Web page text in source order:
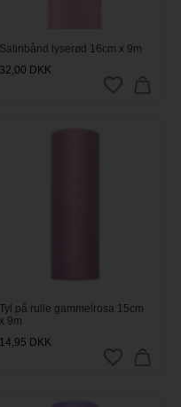
Satinbånd lyserød 16cm x 9m
32,00 DKK
Tyl på rulle gammelrosa 15cm
x 9m
14,95 DKK